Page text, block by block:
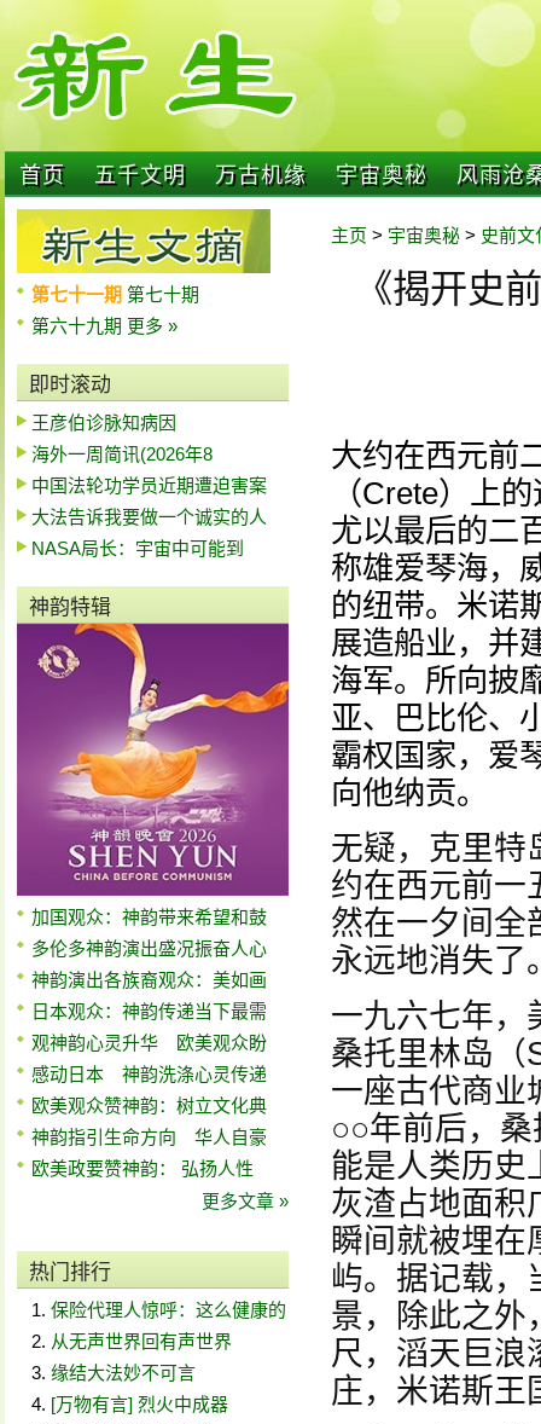
首页 五千文明 万古机缘 宇宙奥秘 风雨沧
第七十一期 第七十期
第六十九期 更多 »
即时滚动
王彦伯诊脉知病因
海外一周简讯(2026年8
中国法轮功学员近期遭迫害案
大法告诉我要做一个诚实的人
NASA局长：宇宙中可能到
神韵特辑
加国观众：神韵带来希望和鼓
多伦多神韵演出盛况振奋人心
神韵演出各族裔观众：美如画
日本观众：神韵传递当下最需
观神韵心灵升华 欧美观众盼
感动日本 神韵洗涤心灵传递
欧美观众赞神韵：树立文化典
神韵指引生命方向 华人自豪
欧美政要赞神韵： 弘扬人性
更多文章 »
热门排行
保险代理人惊呼：这么健康的
从无声世界回有声世界
缘结大法妙不可言
[万物有言] 烈火中成器
主页 > 宇宙奥秘 > 史前文
《揭开史
大约在西元前
（Crete）上
尤以最后的二
称雄爱琴海，
的纽带。米诺
展造船业，并
海军。所向披
亚、巴比伦、
霸权国家，爱
向他纳贡。
无疑，克里特
约在西元前一
然在一夕间全
永远地消失了
一九六七年，
桑托里林岛（
一座古代商业
○○年前后，
能是人类历史
灰渣占地面积
瞬间就被埋在
屿。据记载，
景，除此之外
尺，滔天巨浪
庄，米诺斯王